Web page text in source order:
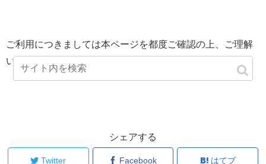
ご利用につきましては本ページを都度ご確認の上、ご理解
いただくようお願いします。
シェアする
Twitter Facebook はてブ